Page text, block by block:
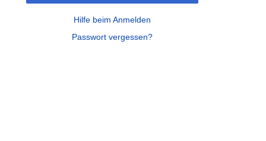
Hilfe beim Anmelden
Passwort vergessen?